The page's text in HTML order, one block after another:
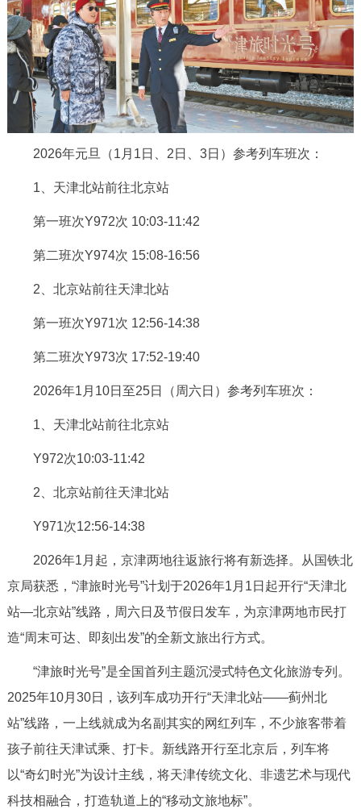
决策公开 专题公开
政务服务
个人服务 法人服务 部门服务
便民服务 利企服务 投资项目
中介服务 阳光政务
参与调查 在线访谈
走进北京
绿色北京
多语种
ENGLISH
DEUTSCH FRANÇAIS РУССКИЙ ЯЗЫК
ESPAÑOL العربية
ITALIANO
2026年元旦（1月1日、2日、3日）参考列车班次：
1、天津北站前往北京站
第一班次Y972次 10:03-11:42
第二班次Y974次 15:08-16:56
2、北京站前往天津北站
第一班次Y971次 12:56-14:38
第二班次Y973次 17:52-19:40
2026年1月10日至25日（周六日）参考列车班次：
1、天津北站前往北京站
Y972次10:03-11:42
2、北京站前往天津北站
Y971次12:56-14:38
2026年1月起，京津两地往返旅行将有新选择。从国铁北
京局获悉，“津旅时光号”计划于2026年1月1日起开行“天津北
站—北京站”线路，周六日及节假日发车，为京津两地市民打
造“周末可达、即刻出发”的全新文旅出行方式。
“津旅时光号”是全国首列主题沉浸式特色文化旅游专列。
2025年10月30日，该列车成功开行“天津北站——蓟州北
站”线路，一上线就成为名副其实的网红列车，不少旅客带着
孩子前往天津试乘、打卡。新线路开行至北京后，列车将
以“奇幻时光”为设计主线，将天津传统文化、非遗艺术与现代
科技相融合，打造轨道上的“移动文旅地标”。